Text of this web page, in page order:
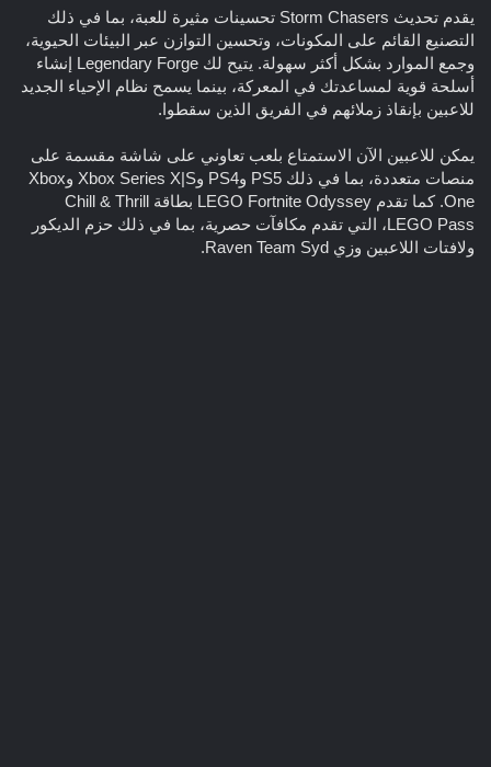
يقدم تحديث Storm Chasers تحسينات مثيرة للعبة، بما في ذلك
التصنيع القائم على المكونات، وتحسين التوازن عبر البيئات الحيوية،
وجمع الموارد بشكل أكثر سهولة. يتيح لك Legendary Forge إنشاء
أسلحة قوية لمساعدتك في المعركة، بينما يسمح نظام الإحياء الجديد
للاعبين بإنقاذ زملائهم في الفريق الذين سقطوا.
يمكن للاعبين الآن الاستمتاع بلعب تعاوني على شاشة مقسمة على
منصات متعددة، بما في ذلك PS5 وPS4 وXbox Series X|S وXbox
One. كما تقدم LEGO Fortnite Odyssey بطاقة Chill & Thrill
LEGO Pass، التي تقدم مكافآت حصرية، بما في ذلك حزم الديكور
ولافتات اللاعبين وزي Raven Team Syd.